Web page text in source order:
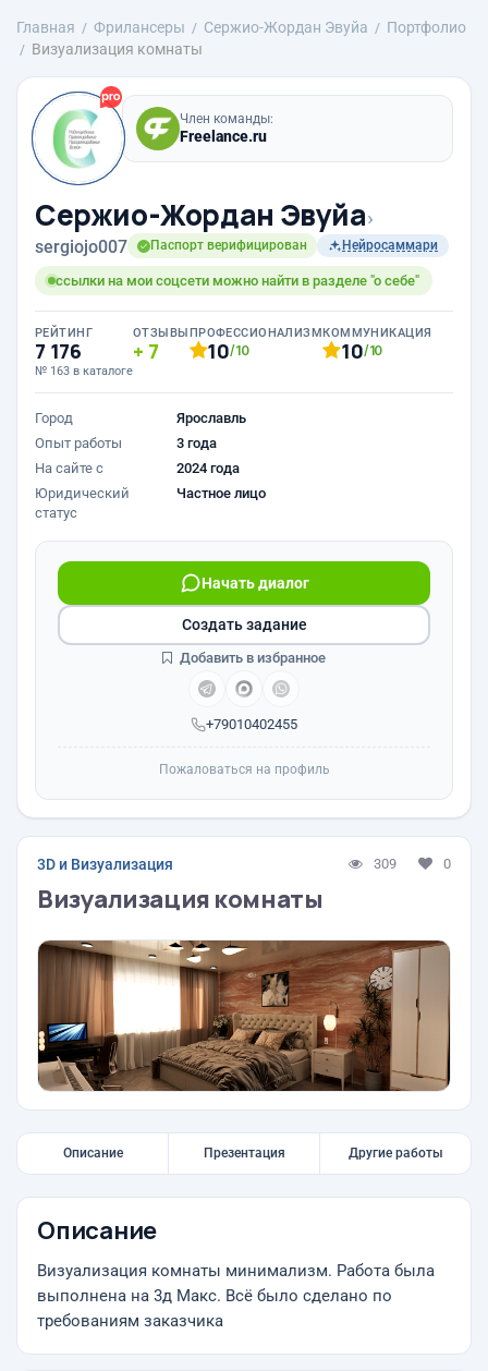
Главная Фрилансеры Сержио-Жордан Эвуйа
Портфолио
Визуализация комнаты
Член команды:
Freelance.ru
Сержио-Жордан Эвуйа›
sergiojo007 Паспорт верифицирован Нейросаммари
ссылки на мои соцсети можно найти в разделе "о себе"
РЕЙТИНГ
7 176
№ 163 в каталоге
ОТЗЫВЫ
7
ПРОФЕССИОНАЛИЗМ
10/10
КОММУНИКАЦИЯ
10/10
Город
Ярославль
Опыт работы
3 года
На сайте с
2024 года
Юридический
статус
Частное лицо
+79010402455
Начать диалог
Создать задание
Добавить в избранное
Пожаловаться на профиль
3D и Визуализация 309 0
Визуализация комнаты
Описание Презентация Другие работы
Описание
Визуализация комнаты минимализм. Работа была
выполнена на 3д Макс. Всё было сделано по
требованиям заказчика